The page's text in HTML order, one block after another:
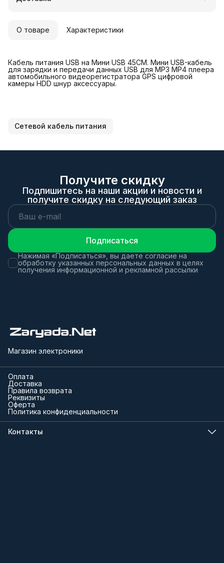
О товаре Характеристики
Кабель питания USB на Мини USB 45CM. Мини USB-кабель
для зарядки и передачи данных USB для MP3 MP4 плеера
автомобильного видеорегистратора GPS цифровой
камеры HDD шнур аксессуары.
Сетевой кабель питания
Получите скидку
Подпишитесь на наши акции и новости и
получите скидку на следующий заказ
Подписаться
Нажимая «Подписаться», вы даете согласие на
обработку указанных персональных данных в целях
получения информационной и рекламной рассылки
Магазин электроники
Оплата
Доставка
Правила возврата
Реквизиты
Оферта
Политика конфиденциальности
Контакты